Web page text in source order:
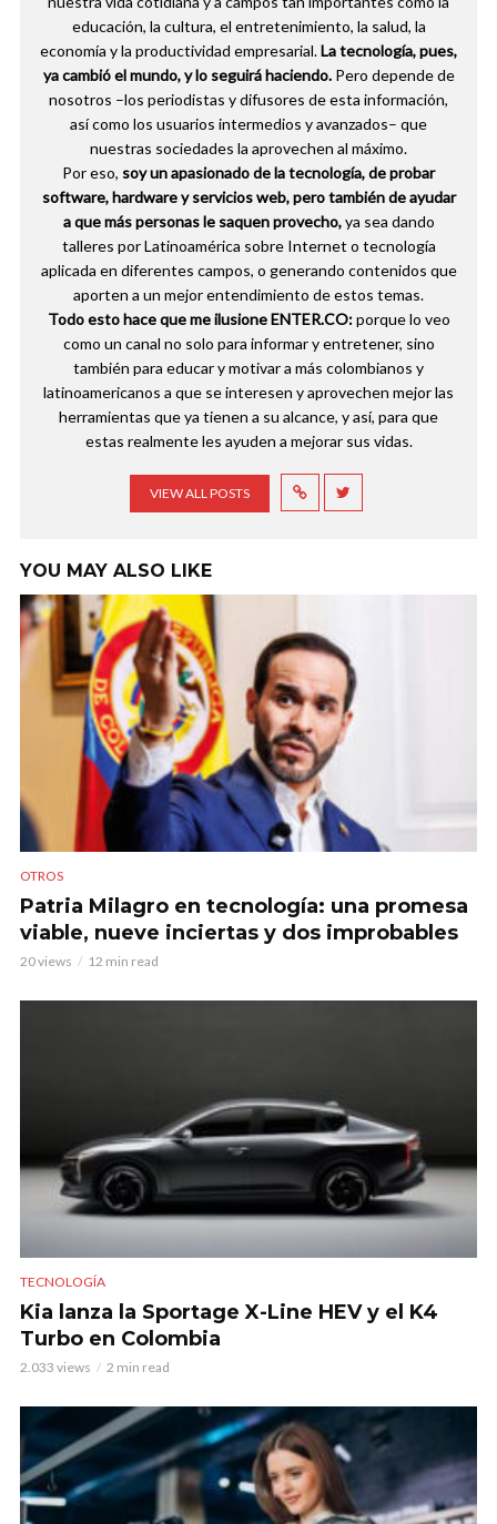
educación, la cultura, el entretenimiento, la salud, la
economía y la productividad empresarial.La tecnología, pues,
ya cambió el mundo, y lo seguirá haciendo.Pero depende de
nosotros –los periodistas y difusores de esta información,
así como los usuarios intermedios y avanzados– que
nuestras sociedades la aprovechen al máximo.
Por eso, soy un apasionado de la tecnología, de probar
software, hardware y servicios web, pero también de ayudar
a que más personas le saquen provecho,ya sea dando
talleres por Latinoamérica sobre Internet o tecnología
aplicada en diferentes campos, o generando contenidos que
aporten a un mejor entendimiento de estos temas.
Todo esto hace que me ilusione ENTER.CO:porque lo veo
como un canal no solo para informar y entretener, sino
también para educar y motivar a más colombianos y
latinoamericanos a que se interesen y aprovechen mejor las
herramientas que ya tienen a su alcance, y así, para que
estas realmente les ayuden a mejorar sus vidas.
VIEW ALL POSTS
YOU MAY ALSO LIKE
OTROS
Patria Milagro en tecnología: una promesa
viable, nueve inciertas y dos improbables
20 views 12 min read
TECNOLOGÍA
Kia lanza la Sportage X-Line HEV y el K4
Turbo en Colombia
2.033 views 2 min read